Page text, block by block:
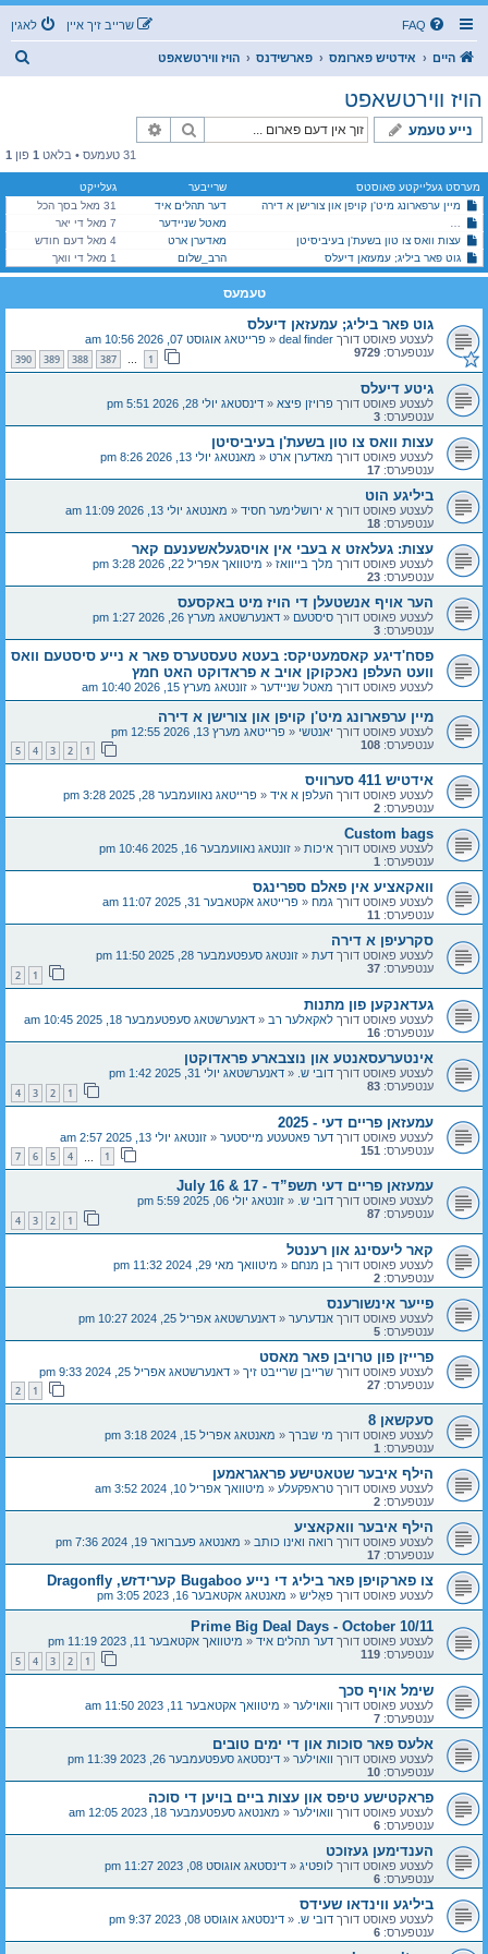
FAQ לאגין שרייב זיך איין
היים אידטיש פארומס פארשידנס הויז ווירטשאפט
הויז ווירטשאפט
נייע טעמע זוך
31 טעמעס • בלאט 1 פון 1
מערסט געלייקטע פאוסטס שרייבער
געלייקט
מיין ערפארונג מיט'ן קויפן און צורישן א דירה
דער תהלים איד
31 מאל בסך הכל
פסח'דיגע קאסמעטיקס: בעטא טעסטערס פאר א נייע סיסטעם וואס וועט העלפן נאכקוקן אויב א
מאטל שניידער
7 מאל די יאר
עצות וואס צו טון בשעת'ן בעיביסיטן
מאדערן ארט
4 מאל דעם חודש
גוט פאר ביליג; עמעזאן דיעלס
הרב_שלום 1 מאל די וואך
טעמעס
גוט פאר ביליג; עמעזאן דיעלס
לעצטע פאוסט דורך deal finder
« פרייטאג אוגוסט 07, 2026 10:56 am
ענטפערס: 9729
1
…
387
388
389
390
גיטע דיעלס
לעצטע פאוסט דורך פרויזן פיצא « דינסטאג יולי 28, 2026 5:51 pm
ענטפערס: 3
עצות וואס צו טון בשעת'ן בעיביסיטן
לעצטע פאוסט דורך מאדערן ארט « מאנטאג יולי 13, 2026 8:26 pm
ענטפערס: 17
ביליגע הוט
לעצטע פאוסט דורך א ירושלימער חסיד « מאנטאג יולי 13, 2026 11:09 am
ענטפערס: 18
עצות: געלאזט א בעבי אין אויסגעלאשענעם קאר
לעצטע פאוסט דורך מלך בייוואז « מיטוואך אפריל 22, 2026 3:28 pm
ענטפערס: 23
הער אויף אנשטעלן די הויז מיט באקסעס
לעצטע פאוסט דורך סיסטעם « דאנערשטאג מערץ 26, 2026 1:27 pm
ענטפערס: 3
פסח'דיגע קאסמעטיקס: בעטא טעסטערס פאר א נייע סיסטעם וואס
וועט העלפן נאכקוקן אויב א פראדוקט האט חמץ
לעצטע פאוסט דורך מאטל שניידער « זונטאג מערץ 15, 2026 10:40 am
מיין ערפארונג מיט'ן קויפן און צורישן א דירה
לעצטע פאוסט דורך יאנטשי « פרייטאג מערץ 13, 2026 12:55 pm
ענטפערס: 108
1
2
3
4
5
אידטיש 411 סערוויס
לעצטע פאוסט דורך העלפן א איד « פרייטאג נאוועמבער 28, 2025 3:28 pm
ענטפערס: 2
Custom bags
לעצטע פאוסט דורך איכות « זונטאג נאוועמבער 16, 2025 10:46 pm
ענטפערס: 1
וואקאציע אין פאלם ספרינגס
לעצטע פאוסט דורך גמח « פרייטאג אקטאבער 31, 2025 11:07 am
ענטפערס: 11
סקרעיפן א דירה
לעצטע פאוסט דורך דעת « זונטאג סעפטעמבער 28, 2025 11:50 pm
ענטפערס: 37
1
2
געדאנקען פון מתנות
לעצטע פאוסט דורך לאקאלער רב « דאנערשטאג סעפטעמבער 18, 2025 10:45 am
ענטפערס: 16
אינטערעסאנטע און נוצבארע פראדוקטן
לעצטע פאוסט דורך דובי ש. « דאנערשטאג יולי 31, 2025 1:42 pm
ענטפערס: 83
1
2
3
4
עמעזאן פריים דעי - 2025
לעצטע פאוסט דורך דער פאטעטע מייסטער « זונטאג יולי 13, 2025 2:57 am
ענטפערס: 151
1
4
5
6
7
עמעזאן פריים דעי תשפ”ד - July 16 & 17
לעצטע פאוסט דורך דובי ש. « זונטאג יולי 06, 2025 5:59 pm
ענטפערס: 87
1
2
3
4
קאר ליעסינג און רענטל
לעצטע פאוסט דורך בן מנחם « מיטוואך מאי 29, 2024 11:32 pm
ענטפערס: 2
פייער אינשורענס
לעצטע פאוסט דורך אנדערער « דאנערשטאג אפריל 25, 2024 10:27 pm
ענטפערס: 5
פרייזן פון טרויבן פאר מאסט
לעצטע פאוסט דורך שרייבן שרייבט זיך « דאנערשטאג אפריל 25, 2024 9:33 pm
ענטפערס: 27
1
2
סעקשאן 8
לעצטע פאוסט דורך מי שברך « מאנטאג אפריל 15, 2024 3:18 pm
ענטפערס: 1
הילף איבער שטאטישע פראגראמען
לעצטע פאוסט דורך טראפקעלע « מיטוואך אפריל 10, 2024 3:52 am
ענטפערס: 2
הילף איבער וואקאציע
לעצטע פאוסט דורך רואה ואינו כותב « מאנטאג פעברואר 19, 2024 7:36 pm
ענטפערס: 17
צו פארקויפן פאר ביליג די נייע Bugaboo קערידזש, Dragonfly
לעצטע פאוסט דורך פאָליש « מאנטאג אקטאבער 16, 2023 3:05 pm
Prime Big Deal Days - October 10/11
לעצטע פאוסט דורך דער תהלים איד « מיטוואך אקטאבער 11, 2023 11:19 pm
ענטפערס: 119
1
2
3
4
5
שימל אויף סכך
לעצטע פאוסט דורך וואוילער « מיטוואך אקטאבער 11, 2023 11:50 am
ענטפערס: 7
אלעס פאר סוכות און די ימים טובים
לעצטע פאוסט דורך וואוילער « דינסטאג סעפטעמבער 26, 2023 11:39 pm
ענטפערס: 10
פראקטישע טיפס און עצות ביים בויען די סוכה
לעצטע פאוסט דורך וואוילער « מאנטאג סעפטעמבער 18, 2023 12:05 am
ענטפערס: 6
הענדימען געזוכט
לעצטע פאוסט דורך לופטיג « דינסטאג אוגוסט 08, 2023 11:27 pm
ענטפערס: 6
ביליגע ווינדאו שעידס
לעצטע פאוסט דורך דובי ש. « דינסטאג אוגוסט 08, 2023 9:37 pm
ענטפערס: 6